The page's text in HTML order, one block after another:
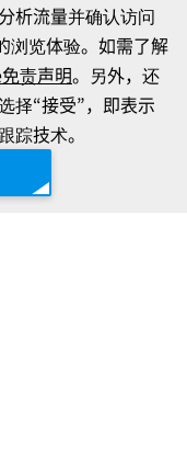
析流量并确认访问
浏览体验。如需了解
责声明。另外，还
择“接受”，即表示
踪技术。